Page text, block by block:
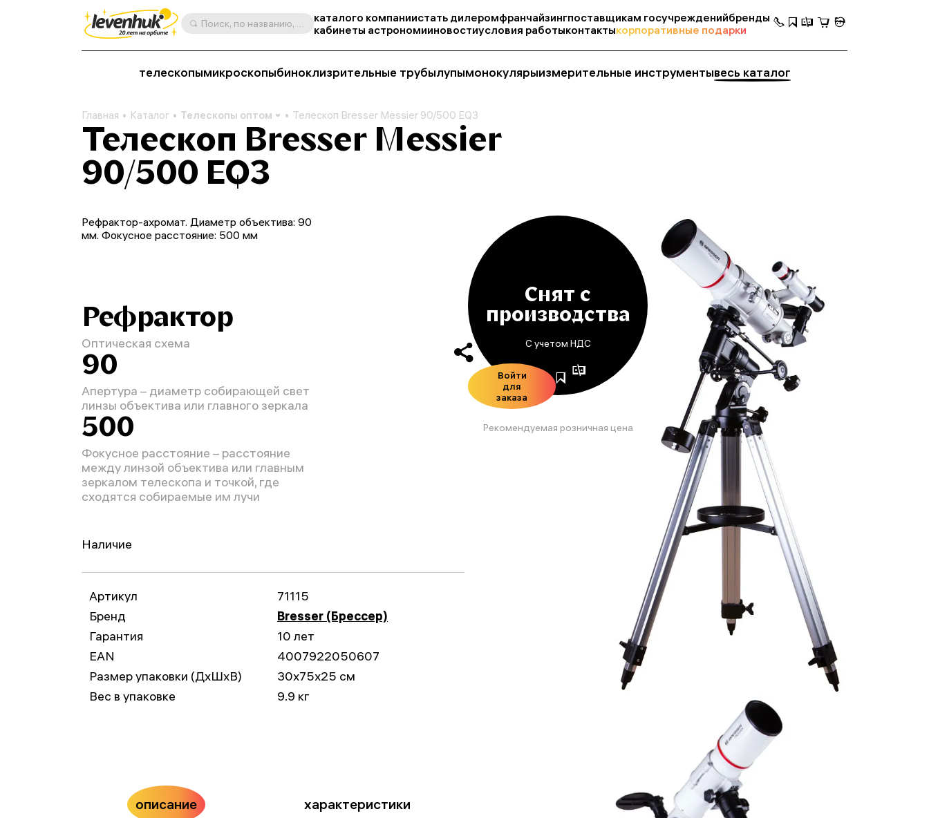
Поиск, по названию, артикулу, категории и др. каталого компаниистать дилеромфранчайзингпоставщикам госучрежденийбренды
кабинеты астрономииновостиусловия работыконтактыкорпоративные подарки
телескопымикроскопыбиноклизрительные трубылупымонокулярыизмерительные инструментывесь каталог
Главная Каталог Телескопы оптом Телескоп Bresser Messier 90/500 EQ3
Телескоп Bresser Messier
90/500 EQ3
Снят с
производства
С учетом НДС
Войти
для
заказа
Рекомендуемая розничная цена
Рефрактор-ахромат. Диаметр объектива: 90
мм. Фокусное расстояние: 500 мм
Рефрактор
Оптическая схема
90
Апертура – диаметр собирающей свет
линзы объектива или главного зеркала
500
Фокусное расстояние – расстояние
между линзой объектива или главным
зеркалом телескопа и точкой, где
сходятся собираемые им лучи
Наличие
Артикул
71115
Бренд
Bresser (Брессер)
Гарантия
10 лет
EAN
4007922050607
Размер упаковки (ДxШxВ)
30x75x25 см
Вес в упаковке
9.9 кг
описание характеристики